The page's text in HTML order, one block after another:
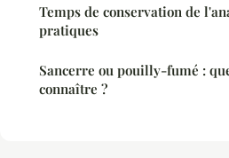
Temps de conservation de
pratiques
Sancerre ou pouilly-fumé :
connaître ?